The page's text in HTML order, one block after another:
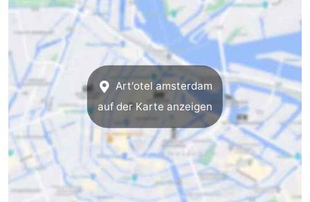
Őffentliche
Verkehr
Hauptbahnhof
Schiphol
Eindhoven
Parken
Tipps
Art'otel amsterdam
auf der Karte anzeigen